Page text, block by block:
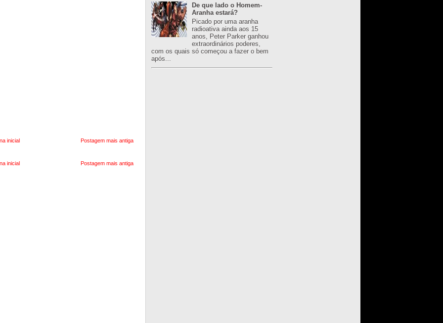
Postagem mais antiga
inicial
Postagem mais antiga
inicial
De que lado o Homem-
Aranha estará?
Picado por uma aranha
radioativa ainda aos 15
anos, Peter Parker ganhou
extraordinários poderes,
com os quais só começou a fazer o bem
após...